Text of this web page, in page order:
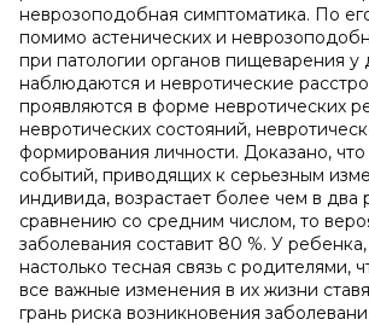
неврозоподобная симптоматика. По
помимо астенических и
при патологии органов пищеварения у
наблюдаются и невротические
проявляются в форме невротических
невротических состояний,
формирования личности. Доказано, что
событий, приводящих к серьезным
индивида, возрастает более чем в два
сравнению со средним числом, то
заболевания составит 80 %. У
настолько тесная связь с родителями,
все важные изменения в их жизни
грань риска возникновения